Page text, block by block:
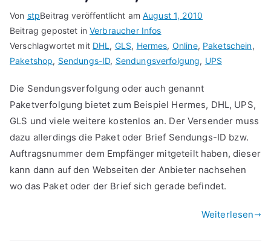
Von stpBeitrag veröffentlicht am August 1, 2010
Beitrag gepostet inVerbraucher Infos
Verschlagwortet mit DHL , GLS, Hermes, Online, Paketschein,
Paketshop, Sendungs-ID, Sendungsverfolgung, UPS
Die Sendungsverfolgung oder auch genannt
Paketverfolgung bietet zum Beispiel Hermes, DHL, UPS,
GLS und viele weitere kostenlos an. Der Versender muss
dazu allerdings die Paket oder Brief Sendungs-ID bzw.
Auftragsnummer dem Empfänger mitgeteilt haben, dieser
kann dann auf den Webseiten der Anbieter nachsehen
wo das Paket oder der Brief sich gerade befindet.
Weiterlesen